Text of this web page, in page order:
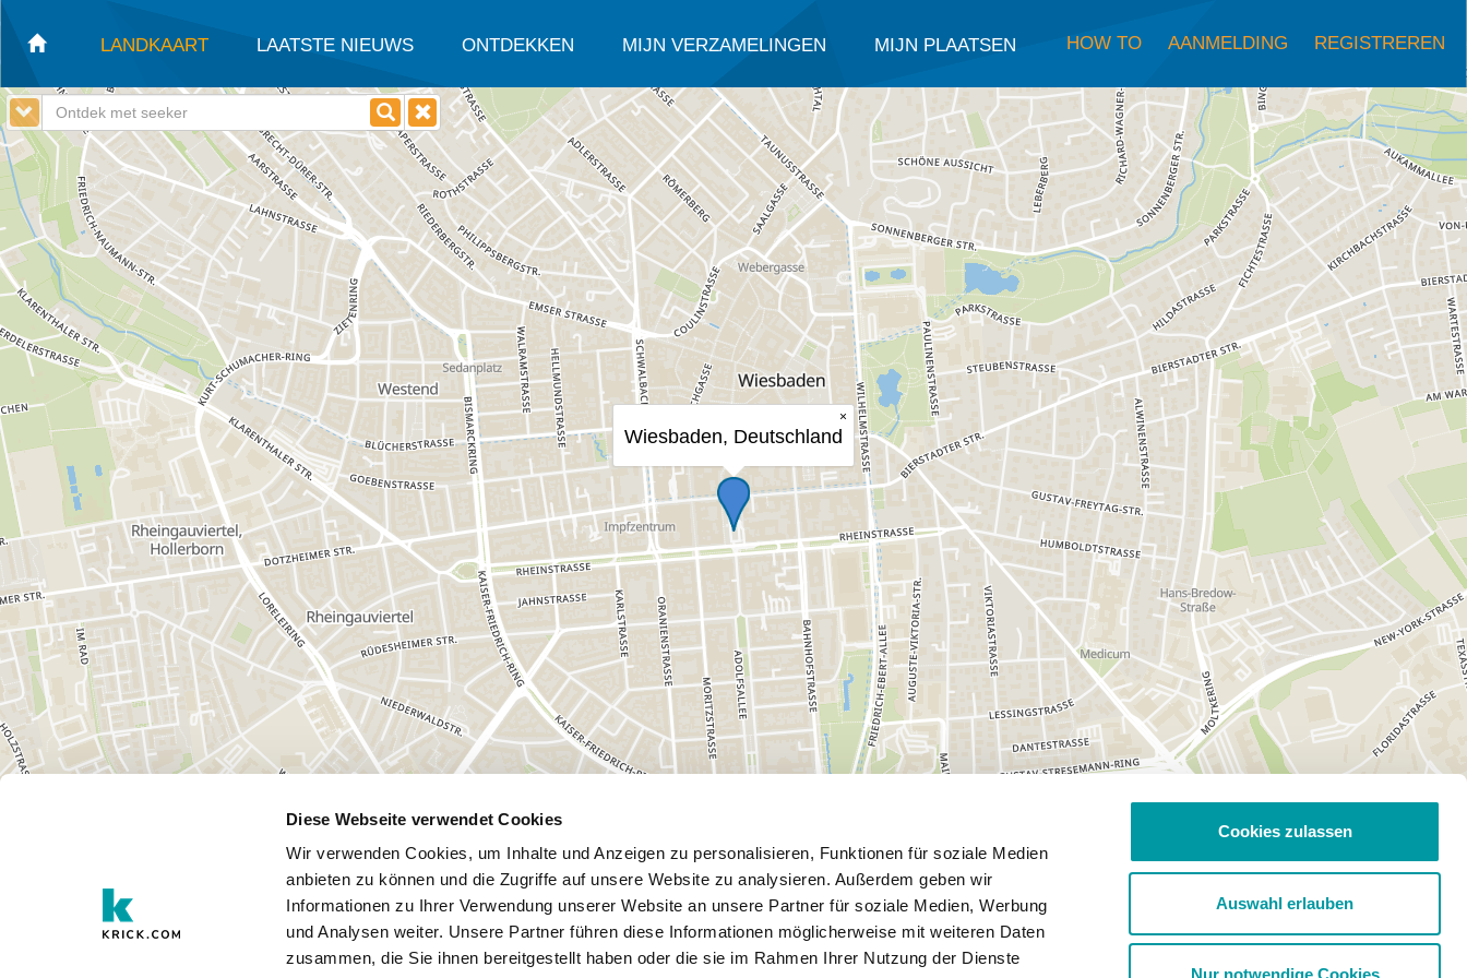
Diese Webseite verwendet Cookies
Wir verwenden Cookies, um Inhalte und Anzeigen zu personalisieren, Funktionen für soziale Medien
anbieten zu können und die Zugriffe auf unsere Website zu analysieren. Außerdem geben wir
Informationen zu Ihrer Verwendung unserer Website an unsere Partner für soziale Medien, Werbung
und Analysen weiter. Unsere Partner führen diese Informationen möglicherweise mit weiteren Daten
zusammen, die Sie ihnen bereitgestellt haben oder die sie im Rahmen Ihrer Nutzung der Dienste
Cookies zulassen
Auswahl erlauben
Nur notwendige Cookies
LANDKAART LAATSTE NIEUWS ONTDEKKEN MIJN VERZAMELINGEN MIJN PLAATSEN HOW TO AANMELDING REGISTREREN
×
Wiesbaden, Deutschland